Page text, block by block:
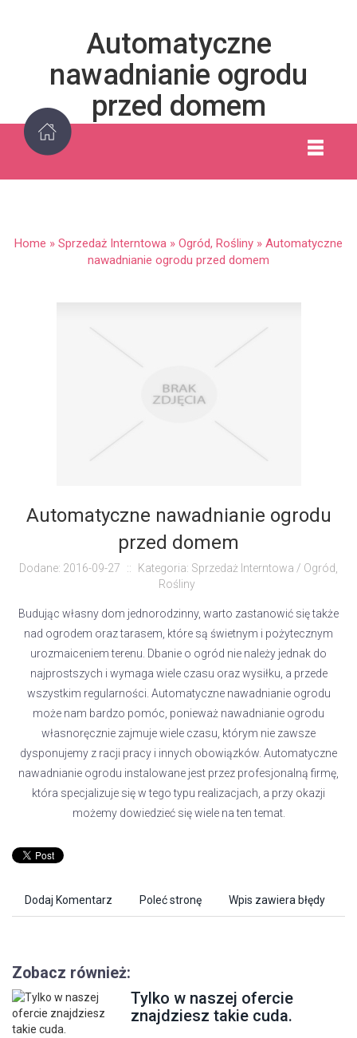
Automatyczne
nawadnianie ogrodu
przed domem
Home » Sprzedaż Interntowa » Ogród, Rośliny » Automatyczne
nawadnianie ogrodu przed domem
Automatyczne nawadnianie ogrodu
przed domem
Dodane: 2016-09-27 ::
Kategoria: Sprzedaż Interntowa / Ogród,
Rośliny
Budując własny dom jednorodzinny, warto zastanowić się także
nad ogrodem oraz tarasem, które są świetnym i pożytecznym
urozmaiceniem terenu. Dbanie o ogród nie należy jednak do
najprostszych i wymaga wiele czasu oraz wysiłku, a przede
wszystkim regularności. Automatyczne nawadnianie ogrodu
może nam bardzo pomóc, ponieważ nawadnianie ogrodu
własnoręcznie zajmuje wiele czasu, którym nie zawsze
dysponujemy z racji pracy i innych obowiązków. Automatyczne
nawadnianie ogrodu instalowane jest przez profesjonalną firmę,
która specjalizuje się w tego typu realizacjach, a przy okazji
możemy dowiedzieć się wiele na ten temat.
Dodaj Komentarz Poleć stronę Wpis zawiera błędy
Zobacz również:
Tylko w naszej ofercie
znajdziesz takie cuda.